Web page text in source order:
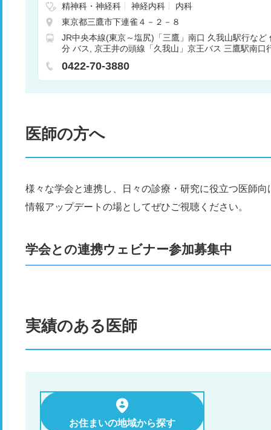
精神科・神経科 神経内科
内科
東京都三鷹市下連雀４－２－８
JR中央本線(東京～塩尻)「三鷹」南口 久我山駅行など
分 バス
京王井の頭線「久我山」京王バス 三鷹駅南口
0422-70-3880
医師の方へ
様々な学会と連携し、日々の診療・研究に役立つ医師
情報アップデートの場としてぜひご視聴ください。
学会との連携ウェビナー参加募集中
実績のある医師
お住まいの地域から探す